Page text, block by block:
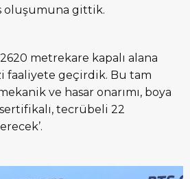
oluşumuna gittik.
metrekare kapalı alana
faaliyete geçirdik. Bu tam
ve hasar onarımı, boya
tecrübeli 22